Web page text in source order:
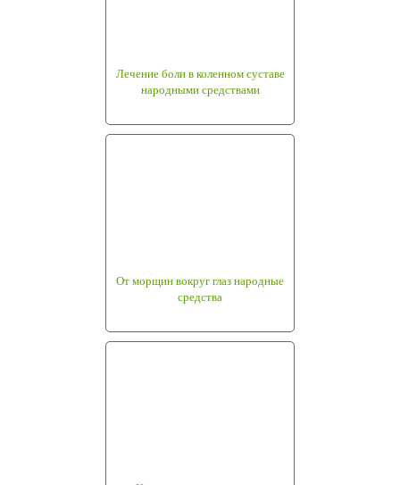
Лечение боли в коленном суставе
народными средствами
От морщин вокруг глаз народные
средства